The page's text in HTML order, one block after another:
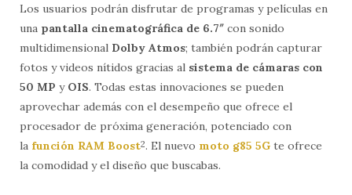
Los usuarios podrán disfrutar de programas y películas en
una pantalla cinematográfica de 6.7″ con sonido
multidimensional Dolby Atmos; también podrán capturar
fotos y videos nítidos gracias al sistema de cámaras con
50 MP y OIS. Todas estas innovaciones se pueden
aprovechar además con el desempeño que ofrece el
procesador de próxima generación, potenciado con
la función RAM Boost2. El nuevo moto g85 5G te ofrece
la comodidad y el diseño que buscabas.